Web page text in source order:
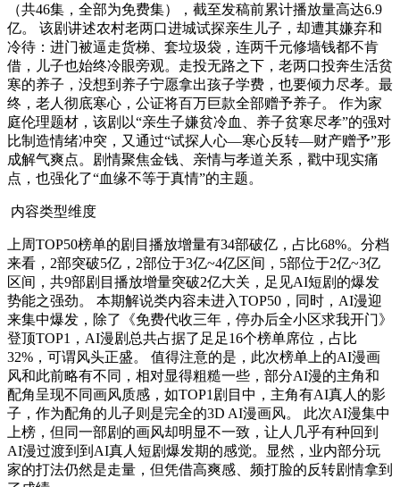
（共46集，全部为免费集），截至发稿前累计播放量高达6.9
亿。 该剧讲述农村老两口进城试探亲生儿子，却遭其嫌弃和
冷待：进门被逼走货梯、套垃圾袋，连两千元修墙钱都不肯
借，儿子也始终冷眼旁观。走投无路之下，老两口投奔生活贫
寒的养子，没想到养子宁愿拿出孩子学费，也要倾力尽孝。最
终，老人彻底寒心，公证将百万巨款全部赠予养子。 作为家
庭伦理题材，该剧以“亲生子嫌贫冷血、养子贫寒尽孝”的强对
比制造情绪冲突，又通过“试探人心—寒心反转—财产赠予”形
成解气爽点。剧情聚焦金钱、亲情与孝道关系，戳中现实痛
点，也强化了“血缘不等于真情”的主题。
内容类型维度
上周TOP50榜单的剧目播放增量有34部破亿，占比68%。分档
来看，2部突破5亿，2部位于3亿~4亿区间，5部位于2亿~3亿
区间，共9部剧目 播放增量突破2亿大关，足见AI短剧的爆发
势能之强劲。
本期解说类内容未进入TOP50，同时，AI漫迎
来集中爆发，除了《免费代收三年，停办后全小区求我开门》
登顶TOP1 ，AI漫剧总共占据了足足16个榜单席位，占比
32%，可谓风头正盛。 值得注意的是，此次榜单上的AI漫画
风和此前略有不同，相对显得粗糙一些，部分AI漫的主角和
配角呈现不同画风质感，如TOP1剧目中，主角有AI真人的影
子，作为配角的儿子则是完全的3D AI漫画风。 此次AI漫集中
上榜，但同一部剧的画风却明显不一致，让人 几乎有种回到
AI漫过渡到到AI真人短剧爆发期的感觉。显然，业内部分玩
家的打法仍然是走量，但凭借高爽感、频打脸的反转剧情拿到